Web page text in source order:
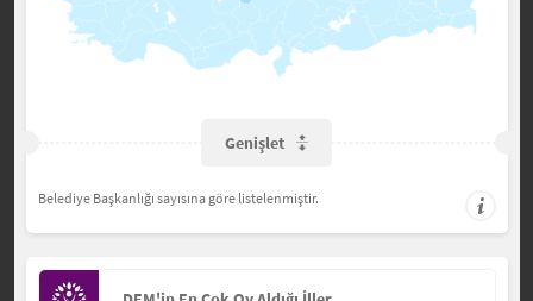
Genişlet
Belediye Başkanlığı sayısına göre listelenmiştir.